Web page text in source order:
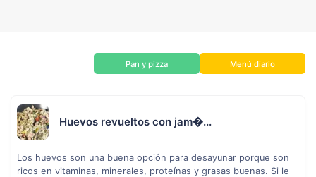
Pan y pizza Menú diario
Huevos revueltos con jam�...
Los huevos son una buena opción para desayunar porque son
ricos en vitaminas, minerales, proteínas y grasas buenas. Si le